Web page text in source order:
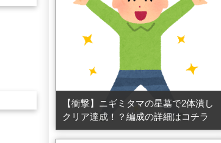
【衝撃】ニギミタマの星墓で2体潰し
クリア達成！？編成の詳細はコチラ